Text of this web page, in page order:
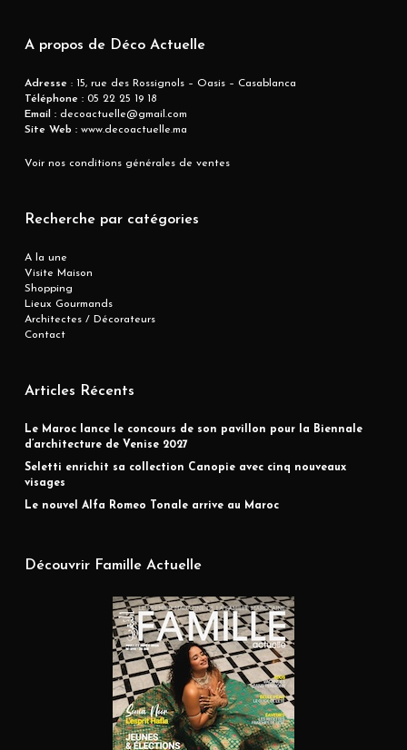
A propos de Déco Actuelle
Adresse : 15, rue des Rossignols – Oasis – Casablanca
Téléphone :05 22 25 19 18
Email :decoactuelle@gmail.com
Site Web :www.decoactuelle.ma
Voir nos conditions générales de ventes
Recherche par catégories
A la une
Visite Maison
Shopping
Lieux Gourmands
Architectes / Décorateurs
Contact
Articles Récents
Le Maroc lance le concours de son pavillon pour la Biennale
d’architecture de Venise 2027
Seletti enrichit sa collection Canopie avec cinq nouveaux
visages
Le nouvel Alfa Romeo Tonale arrive au Maroc
Découvrir Famille Actuelle